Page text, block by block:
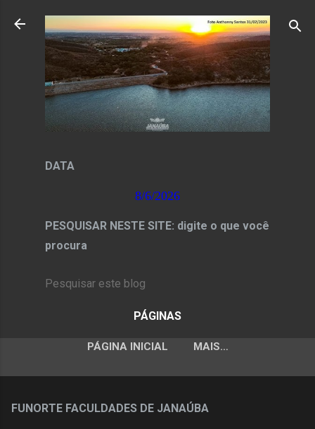
Pular para o conteúdo principal
DATA
8/6/2026
PESQUISAR NESTE SITE: digite o que você
procura
PÁGINAS
PÁGINA INICIAL MAIS…
FUNORTE FACULDADES DE JANAÚBA